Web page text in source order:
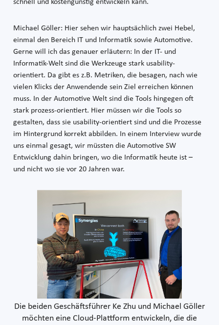
schnell und kostengünstig entwickeln kann.
Michael Göller: Hier sehen wir hauptsächlich zwei Hebel,
einmal den Bereich IT und Informatik sowie Automotive.
Gerne will ich das genauer erläutern: In der IT- und
Informatik-Welt sind die Werkzeuge stark usability-
orientiert. Da gibt es z.B. Metriken, die besagen, nach wie
vielen Klicks der Anwendende sein Ziel erreichen können
muss. In der Automotive Welt sind die Tools hingegen oft
stark prozess-orientiert. Hier müssen wir die Tools so
gestalten, dass sie usability-orientiert sind und die Prozesse
im Hintergrund korrekt abbilden. In einem Interview wurde
uns einmal gesagt, wir müssten die Automotive SW
Entwicklung dahin bringen, wo die Informatik heute ist –
und nicht wo sie vor 20 Jahren war.
Die beiden Geschäftsführer Ke Zhu und Michael Göller
möchten eine Cloud-Plattform entwickeln, die die